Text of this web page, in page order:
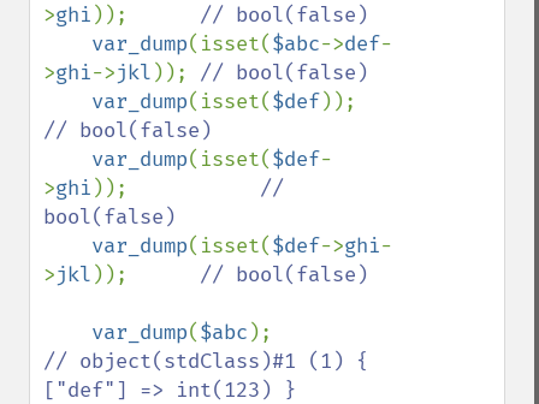
>ghi )); // bool(false)
var_dump(isset($abc->def-
>ghi->jkl )); // bool(false)
var_dump(isset($def
// bool(false)
var_dump(isset($def-
>ghi )); //
bool(false)
var_dump(isset($def->ghi-
>jkl )); // bool(false)
var_dump($abc
// object(stdClass)#1 (1) {
["def"] => int(123) }